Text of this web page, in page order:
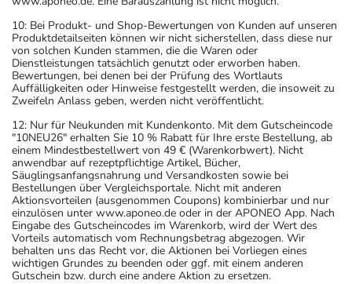
10: Bei Produkt- und Shop-Bewertungen von Kunden auf unseren
Produktdetailseiten können wir nicht sicherstellen, dass diese nur
von solchen Kunden stammen, die die Waren oder
Dienstleistungen tatsächlich genutzt oder erworben haben.
Bewertungen, bei denen bei der Prüfung des Wortlauts
Auffälligkeiten oder Hinweise festgestellt werden, die insoweit zu
Zweifeln Anlass geben, werden nicht veröffentlicht.
12: Nur für Neukunden mit Kundenkonto. Mit dem Gutscheincode
"10NEU26" erhalten Sie 10 % Rabatt für Ihre erste Bestellung, ab
einem Mindestbestellwert von 49 € (Warenkorbwert). Nicht
anwendbar auf rezeptpflichtige Artikel, Bücher,
Säuglingsanfangsnahrung und Versandkosten sowie bei
Bestellungen über Vergleichsportale. Nicht mit anderen
Aktionsvorteilen (ausgenommen Coupons) kombinierbar und nur
einzulösen unter www.aponeo.de oder in der APONEO App. Nach
Eingabe des Gutscheincodes im Warenkorb, wird der Wert des
Vorteils automatisch vom Rechnungsbetrag abgezogen. Wir
behalten uns das Recht vor, die Aktionen bei Vorliegen eines
wichtigen Grundes zu beenden oder ggf. mit einem anderen
Gutschein bzw. durch eine andere Aktion zu ersetzen.